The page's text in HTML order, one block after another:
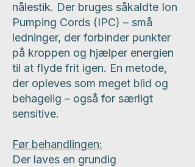
nålestik. Der bruges såkaldte Ion
Pumping Cords (IPC) – små
ledninger, der forbinder punkter
på kroppen og hjælper energien
til at flyde frit igen. En metode,
der opleves som meget blid og
behagelig – også for særligt
sensitive.
Før behandlingen:
Der laves en grundig